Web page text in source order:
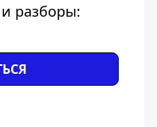
разборы: